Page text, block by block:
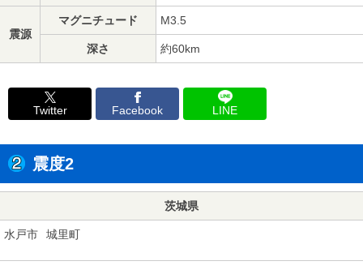
震源
マグニチュード M3.5
深さ 約60km
Twitter Facebook LINE
震度2
茨城県
水戸市 城里町